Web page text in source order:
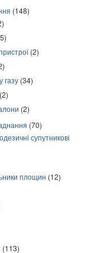
(148)
(2)
газу (34)
(2)
(2)
(70)
супутникові
площин (12)
(113)